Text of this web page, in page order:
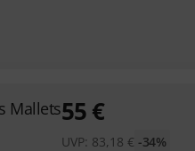
Mallets55€
UVP: 83,18 € -34%